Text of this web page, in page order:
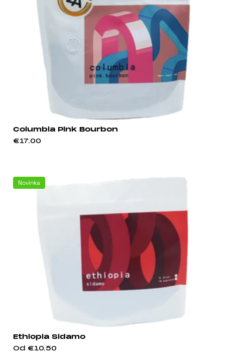
Columbia Pink Bourbon
€17.00
Novinka
Ethiopia Sidamo
Od €10.50